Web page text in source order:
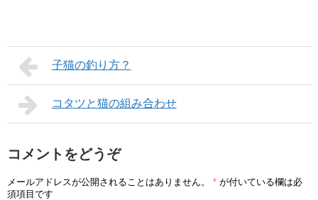
子猫の釣り方？
コタツと猫の組み合わせ
コメントをどうぞ
メールアドレスが公開されることはありません。 * が付いている欄は必
須項目です